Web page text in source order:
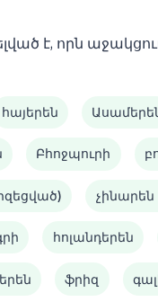
է, որն
հայերեն
Բհոջպուրի
հոլանդերեն
ֆրիզ